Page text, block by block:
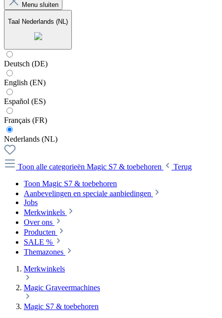
Menu sluiten
Taal Nederlands (NL)
Deutsch (DE)
English (EN)
Español (ES)
Français (FR)
Nederlands (NL)
Toon alle categorieën Magic S7 & toebehoren
Terug
Toon Magic S7 & toebehoren
Aanbevelingen en speciale aanbiedingen
Jobs
Merkwinkels
Over ons
Producten
SALE %
Themazones
Merkwinkels
Magic Graveermachines
Magic S7 & toebehoren